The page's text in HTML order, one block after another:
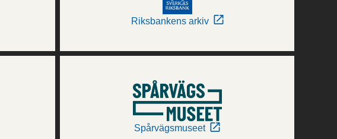
Riksbankens arkiv
Spårvägsmuseet